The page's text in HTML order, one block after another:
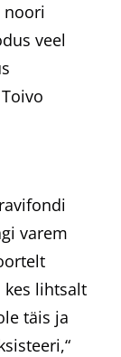
noori
veel
varem
lihtsalt
täis ja